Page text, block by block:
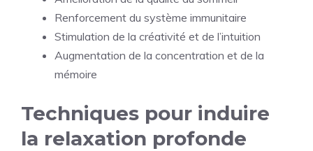
Renforcement du système immunitaire
Stimulation de la créativité et de l’intuition
Augmentation de la concentration et de la
mémoire
Techniques pour induire
la relaxation profonde